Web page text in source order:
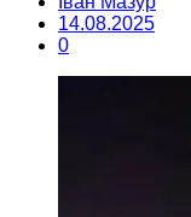
14.08.2025
0